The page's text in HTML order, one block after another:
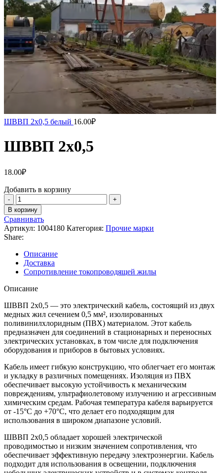
ШВВП 2х0,5 белый 16.00₽
ШВВП 2х0,5
18.00₽
Добавить в корзину
В корзину
Сравнивать
Артикул: 1004180 Категория: Прочие марки
Share:
Описание
Доставка
Сопротивление токопроводящей жилы
Описание
ШВВП 2х0,5 — это электрический кабель, состоящий из двух
медных жил сечением 0,5 мм², изолированных
поливинилхлоридным (ПВХ) материалом. Этот кабель
предназначен для соединений в стационарных и переносных
электрических установках, в том числе для подключения
оборудования и приборов в бытовых условиях.
Кабель имеет гибкую конструкцию, что облегчает его монтаж
и укладку в различных помещениях. Изоляция из ПВХ
обеспечивает высокую устойчивость к механическим
повреждениям, ультрафиолетовому излучению и агрессивным
химическим средам. Рабочая температура кабеля варьируется
от -15°C до +70°C, что делает его подходящим для
использования в широком диапазоне условий.
ШВВП 2х0,5 обладает хорошей электрической
проводимостью и низким значением сопротивления, что
обеспечивает эффективную передачу электроэнергии. Кабель
подходит для использования в освещении, подключения